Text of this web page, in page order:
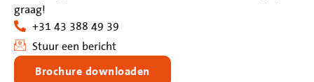
graag!
+31 43 388 49 39
Stuur een bericht
Brochure downloaden